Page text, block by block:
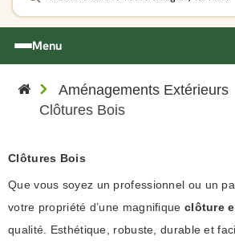
Menu
Clôtures Bois
Que vous soyez un professionnel ou un
votre propriété d’une magnifique clôture
qualité. Esthétique, robuste, durable et
Aménagements Extérieurs
Clôtures Bois